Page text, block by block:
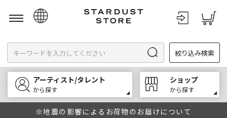
English
한국어
中文
絞り込み検索
アーティスト/タレント
から探す
ショップ
から探す
※地震の影響によるお荷物のお届けについて